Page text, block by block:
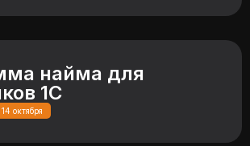
найма для
1С
октября